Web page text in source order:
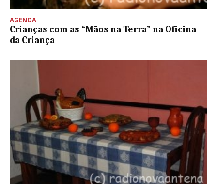
AGENDA
Crianças com as “Mãos na Terra” na Oficina
da Criança